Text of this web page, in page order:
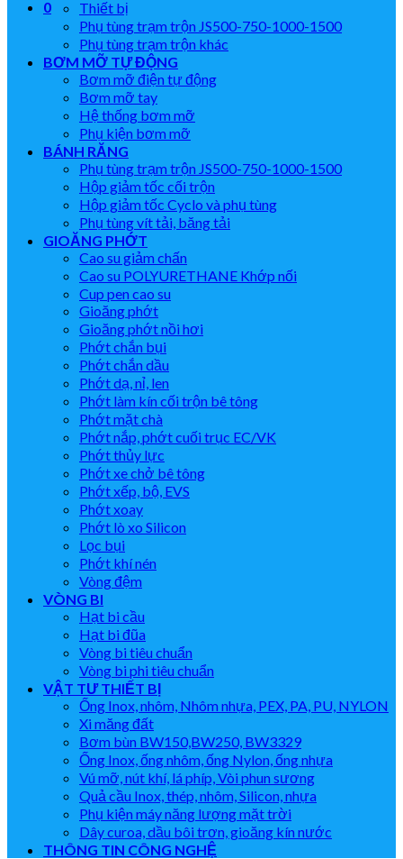
0
Thiết bị
Phụ tùng trạm trộn JS500-750-1000-1500
Phụ tùng trạm trộn khác
BƠM MỠ TỰ ĐỘNG
Bơm mỡ điện tự động
Bơm mỡ tay
Hệ thống bơm mỡ
Phụ kiện bơm mỡ
BÁNH RĂNG
Phụ tùng trạm trộn JS500-750-1000-1500
Hộp giảm tốc cối trộn
Hộp giảm tốc Cyclo và phụ tùng
Phụ tùng vít tải, băng tải
GIOĂNG PHỚT
Cao su giảm chấn
Cao su POLYURETHANE Khớp nối
Cup pen cao su
Gioăng phớt
Gioăng phớt nồi hơi
Phớt chắn bụi
Phớt chắn dầu
Phớt dạ, nỉ, len
Phớt làm kín cối trộn bê tông
Phớt mặt chà
Phớt nắp, phớt cuối trục EC/VK
Phớt thủy lực
Phớt xe chở bê tông
Phớt xếp, bộ, EVS
Phớt xoay
Phớt lò xo Silicon
Lọc bụi
Phớt khí nén
Vòng đệm
VÒNG BI
Hạt bi cầu
Hạt bi đũa
Vòng bi tiêu chuẩn
Vòng bi phi tiêu chuẩn
VẬT TƯ THIẾT BỊ
Ống Inox, nhôm, Nhôm nhựa, PEX, PA, PU, NYLON
Xi măng đất
Bơm bùn BW150,BW250, BW3329
Ống Inox, ống nhôm, ống Nylon, ống nhựa
Vú mỡ, nút khí, lá phíp, Vòi phun sương
Quả cầu Inox, thép, nhôm, Silicon, nhựa
Phụ kiện máy năng lượng mặt trời
Dây curoa, dầu bôi trơn, gioăng kín nước
THÔNG TIN CÔNG NGHỆ